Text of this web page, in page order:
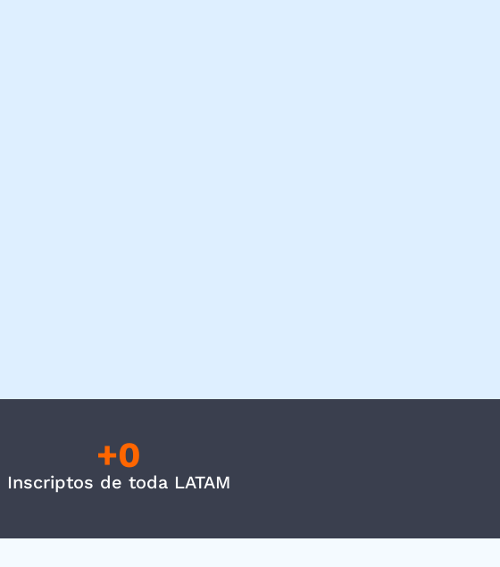
Inscriptos de toda LATAM
+0